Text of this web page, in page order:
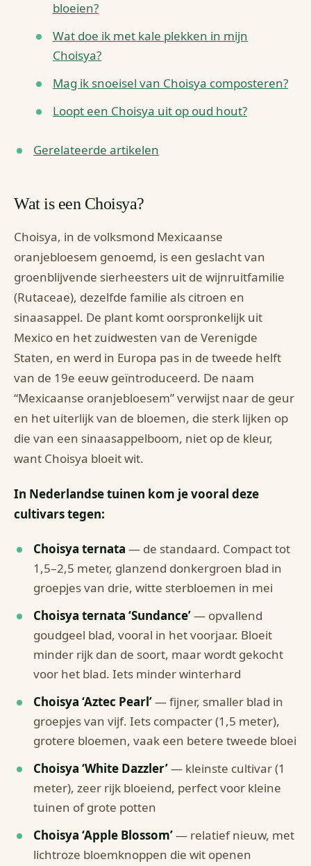
bloeien?
Wat doe ik met kale plekken in mijn
Choisya?
Mag ik snoeisel van Choisya composteren?
Loopt een Choisya uit op oud hout?
Gerelateerde artikelen
Wat is een Choisya?
Choisya, in de volksmond Mexicaanse
oranjebloesem genoemd, is een geslacht van
groenblijvende sierheesters uit de wijnruitfamilie
(Rutaceae), dezelfde familie als citroen en
sinaasappel. De plant komt oorspronkelijk uit
Mexico en het zuidwesten van de Verenigde
Staten, en werd in Europa pas in de tweede helft
van de 19e eeuw geïntroduceerd. De naam
“Mexicaanse oranjebloesem” verwijst naar de geur
en het uiterlijk van de bloemen, die sterk lijken op
die van een sinaasappelboom, niet op de kleur,
want Choisya bloeit wit.
In Nederlandse tuinen kom je vooral deze
cultivars tegen:
Choisya ternata — de standaard. Compact tot
1,5–2,5 meter, glanzend donkergroen blad in
groepjes van drie, witte sterbloemen in mei
Choisya ternata ‘Sundance’— opvallend
goudgeel blad, vooral in het voorjaar. Bloeit
minder rijk dan de soort, maar wordt gekocht
voor het blad. Iets minder winterhard
Choisya ‘Aztec Pearl’— fijner, smaller blad in
groepjes van vijf. Iets compacter (1,5 meter),
grotere bloemen, vaak een betere tweede bloei
Choisya ‘White Dazzler’— kleinste cultivar (1
meter), zeer rijk bloeiend, perfect voor kleine
tuinen of grote potten
Choisya ‘Apple Blossom’— relatief nieuw, met
lichtroze bloemknoppen die wit openen